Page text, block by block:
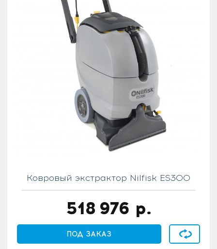
Ковровый экстрактор Nilfisk ES300
518 976 р.
ПОД ЗАКАЗ В